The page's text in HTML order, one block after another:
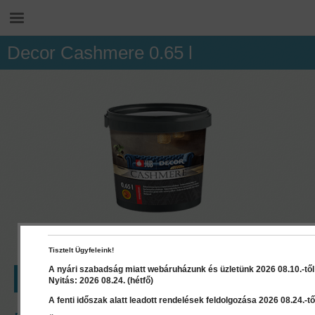
Decor Cashmere 0.65 l
LEÍRÁS RÉSZLETEK DOKUMENTUMOK
Tisztelt Ügyfeleink!
A nyári szabadság miatt webáruházunk és üzletünk 2026 08.10.-
Nyitás: 2026 08.24. (hétfő)
A fenti időszak alatt leadott rendelések feldolgozása 2026 08.24.-